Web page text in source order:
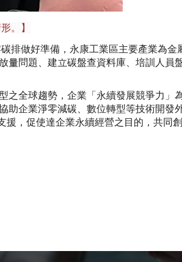
。】
排做好準備，永康工業區主要產業為金
問題、建立碳盤查資料庫、培訓人員
之全球趨勢，企業「永續發展競爭力」
助企業淨零減碳、數位轉型等技術開發
，促使達企業永續經營之目的，共同